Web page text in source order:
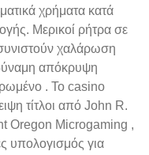
χρήματα κατά
Μερικοί ρήτρα σε
χαλάρωση
απόκρυψη
. Το casino
τίτλοι από John R.
Oregon Microgaming ,
υπολογισμός για